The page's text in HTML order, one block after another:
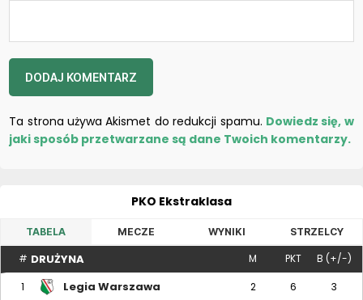
Ta strona używa Akismet do redukcji spamu. Dowiedz się, w
jaki sposób przetwarzane są dane Twoich komentarzy.
PKO Ekstraklasa
TABELA MECZE WYNIKI STRZELCY
# DRUŻYNA M PKT B (+/-)
1 Legia Warszawa 2 6 3